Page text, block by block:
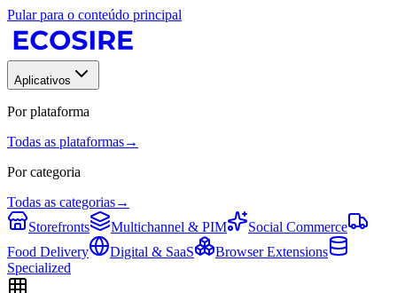
Pular para o conteúdo principal
Aplicativos
Por plataforma
Todas as plataformas→
Por categoria
Todas as categorias→
Storefronts
Multichannel & PIM
Social Commerce
Food Delivery
Digital & SaaS
Browser Extensions
Specialized